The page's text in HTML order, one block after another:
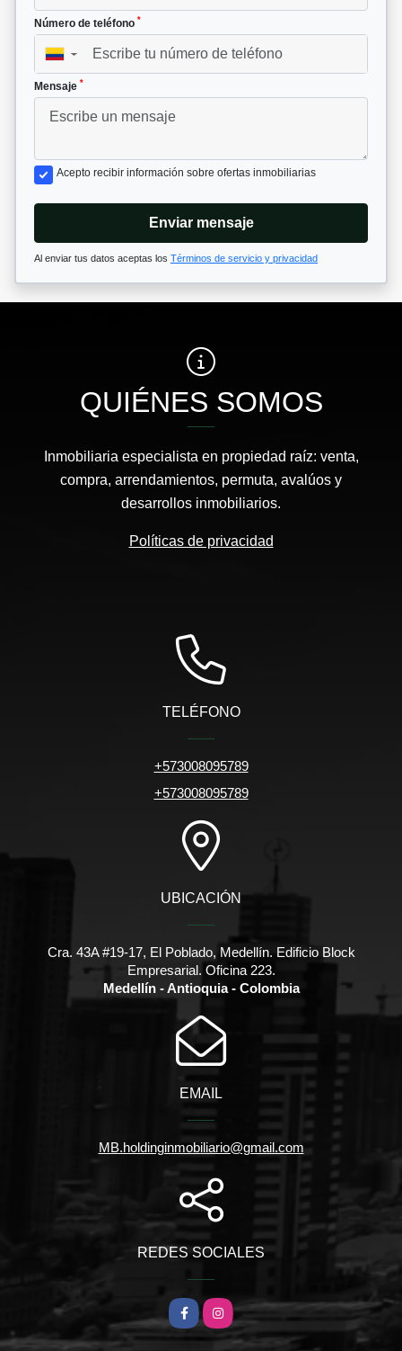
Número de teléfono *
▼
Mensaje *
Acepto recibir información sobre ofertas inmobiliarias
Enviar mensaje
Al enviar tus datos aceptas los Términos de servicio y privacidad
QUIÉNES SOMOS
Inmobiliaria especialista en propiedad raíz: venta,
compra, arrendamientos, permuta, avalúos y
desarrollos inmobiliarios.
Políticas de privacidad
TELÉFONO
+573008095789
+573008095789
UBICACIÓN
Cra. 43A #19-17, El Poblado, Medellín. Edificio Block
Empresarial. Oficina 223.
Medellín - Antioquia - Colombia
EMAIL
MB.holdinginmobiliario@gmail.com
REDES SOCIALES
FacebookInstagram